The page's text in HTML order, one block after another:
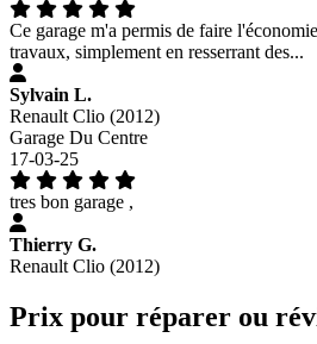
Ce garage m'a permis de faire
travaux, simplement en resserrant des...
Sylvain L.
Renault Clio (2012)
Garage Du Centre
17-03-25
tres bon garage ,
Thierry G.
Renault Clio (2012)
Prix pour réparer ou